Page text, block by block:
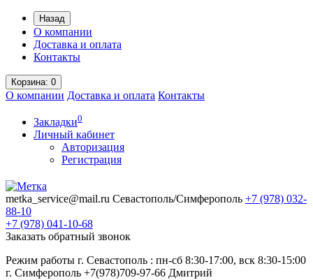
Назад
О компании
Доставка и оплата
Контакты
Корзина: 0
О компании Доставка и оплата Контакты
Закладки0
Личный кабинет
Авторизация
Регистрация
metka_service@mail.ru Севастополь/Симферополь +7 (978) 032-
88-10
+7 (978) 041-10-68
Заказать обратный звонок
Режим работы г. Севастополь : пн-сб 8:30-17:00, вск 8:30-15:00
г. Симферополь +7(978)709-97-66 Дмитрий